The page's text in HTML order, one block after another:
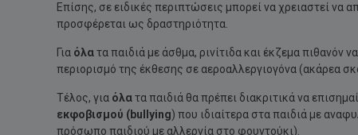
Επίσης, σε ειδικές περιπτώσεις μπορεί να χρειαστεί
προσφέρεται ως δραστηριότητα.
Για όλατα παιδιά με άσθμα, ρινίτιδα και έκζεμα πιθανόν
περιορισμό της έκθεσης σε αεροαλλεργιογόνα (ακάρεα
Τέλος, για όλατα παιδιά θα πρέπει διακριτικά να
εκφοβισμού (bullying) που ιδιαίτερα στα παιδιά με
πρόσωπο παιδιού με αλλεργία στο φουντούκι).